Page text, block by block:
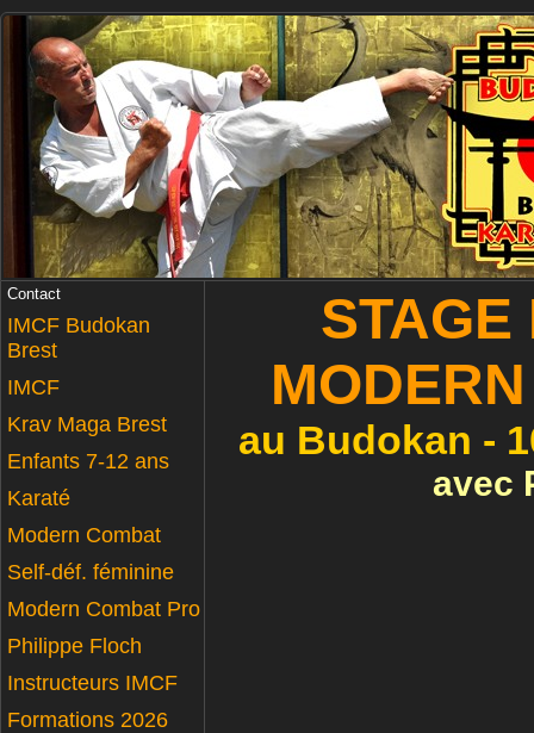
Contact
IMCF Budokan
Brest
IMCF
Krav Maga Brest
Enfants 7-12 ans
Karaté
Modern Combat
Self-déf. féminine
Modern Combat Pro
Philippe Floch
Instructeurs IMCF
Formations 2026
STAGE
au Budokan -
avec